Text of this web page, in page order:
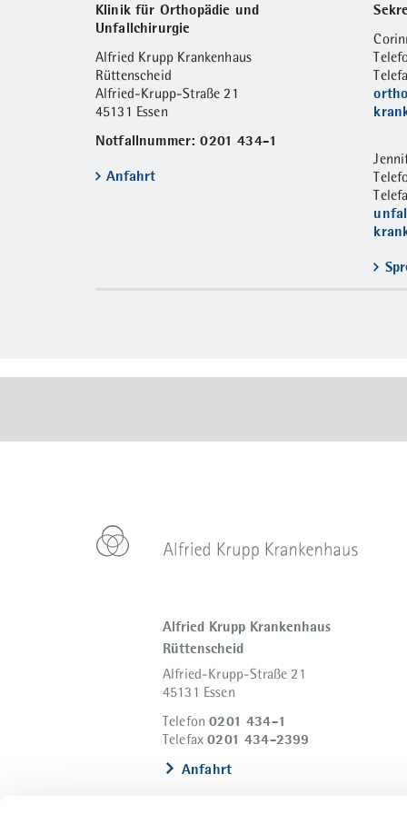
Klinik für Orthopädie und
Unfallchirurgie
Alfried Krupp Krankenhaus
Rüttenscheid
Alfried-Krupp-Straße 21
45131 Essen
Notfallnummer: 0201 434-1
Anfahrt
Alfried Krupp Krankenhaus
Rüttenscheid
Alfried-Krupp-Straße 21
45131 Essen
Telefon0201 434-1
Telefax0201 434-2399
Anfahrt